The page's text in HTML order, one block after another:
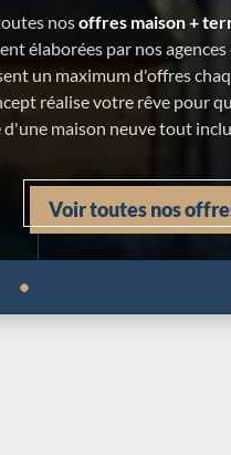
nosoffres maison +
élaborées par nos
un maximum d'offres
réalise votre rêve pour
maison neuve tout
Voir toutes nos
Chargement...